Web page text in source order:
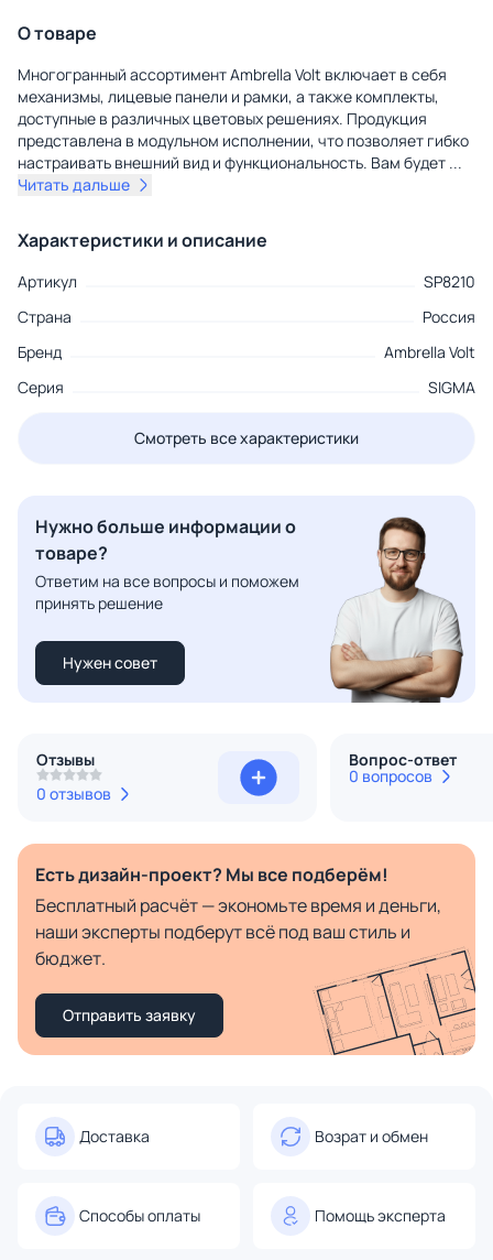
О товаре
Многогранный ассортимент Ambrella Volt включает в себя
механизмы, лицевые панели и рамки, а также комплекты,
доступные в различных цветовых решениях. Продукция
представлена в модульном исполнении, что позволяет гибко
настраивать внешний вид и функциональность. Вам будет ...
Читать дальше
Характеристики и описание
Артикул
SP8210
Страна
Россия
Бренд
Ambrella Volt
Серия
SIGMA
Смотреть все характеристики
Нужно больше информации о
товаре?
Ответим на все вопросы и поможем
принять решение
Нужен совет
Отзывы
0 отзывов
Вопрос-ответ
0 вопросов
Есть дизайн-проект? Мы все подберём!
Бесплатный расчёт — экономьте время и деньги,
наши эксперты подберут всё под ваш стиль и
бюджет.
Отправить заявку
Доставка Возрат и обмен
Способы оплаты Помощь эксперта